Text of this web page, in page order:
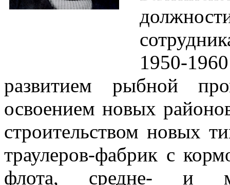
1950-
развитием рыбной
освоением новых
строительством новых
траулеров-фабрик с
флота, средне- и